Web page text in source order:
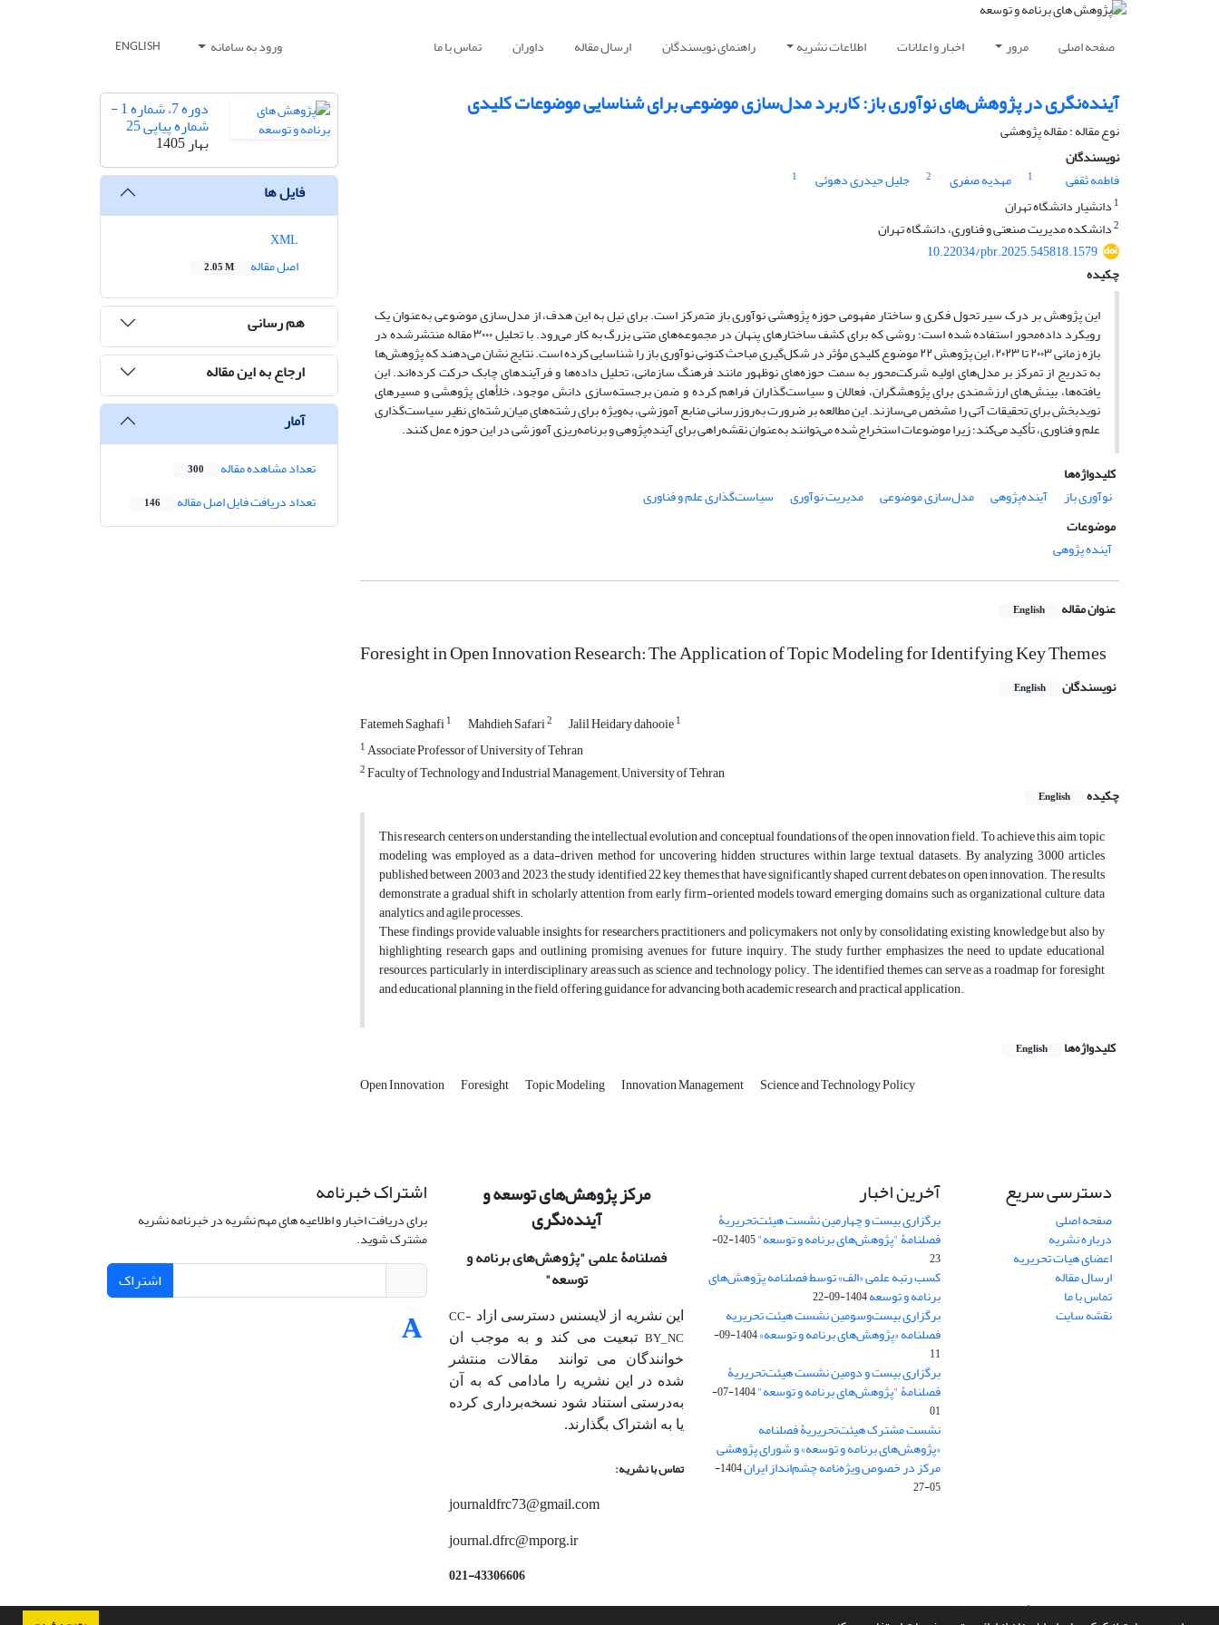
صفحه اصلی مرور اخبار و اعلانات اطلاعات نشریه راهنمای نویسندگان ارسال مقاله داوران تماس با ما ورود به سامانه ENGLISH
آینده‌نگری در پژوهش‌های نوآوری باز: کاربرد مدل‌سازی موضوعی برای شناسایی موضوعات کلیدی
نوع مقاله : مقاله پژوهشی
نویسندگان
فاطمه ثقفی
1 مهدیه صفری 2 جلیل حیدری دهوئی
1
1 دانشیار دانشگاه تهران
2دانشکده مدیریت صنعتی و فناوری، دانشگاه تهران
10.22034/pbr.2025.545818.1579
چکیده
این پژوهش بر درک سیر تحول فکری و ساختار مفهومی حوزه پژوهشی نوآوری باز متمرکز است. برای نیل به این هدف، از مدل‌سازی موضوعی به‌عنوان یک
رویکرد داده‌محور استفاده شده است؛ روشی که برای کشف ساختارهای پنهان در مجموعه‌های متنی بزرگ به کار می‌رود. با تحلیل ۳۰۰۰ مقاله منتشرشده در
بازه زمانی ۲۰۰۳ تا ۲۰۲۳، این پژوهش ۲۲ موضوع کلیدی مؤثر در شکل‌گیری مباحث کنونی نوآوری باز را شناسایی کرده است. نتایج نشان می‌دهند که پژوهش‌ها
به تدریج از تمرکز بر مدل‌های اولیه شرکت‌محور به سمت حوزه‌های نوظهور مانند فرهنگ سازمانی، تحلیل داده‌ها و فرآیندهای چابک حرکت کرده‌اند. این
یافته‌ها، بینش‌های ارزشمندی برای پژوهشگران، فعالان و سیاست‌گذاران فراهم کرده و ضمن برجسته‌سازی دانش موجود، خلأهای پژوهشی و مسیرهای
نویدبخش برای تحقیقات آتی را مشخص می‌سازند. این مطالعه بر ضرورت به‌روزرسانی منابع آموزشی، به‌ویژه برای رشته‌های میان‌رشته‌ای نظیر سیاست‌گذاری
علم و فناوری، تأکید می‌کند؛ زیرا موضوعات استخراج‌شده می‌توانند به‌عنوان نقشه‌راهی برای آینده‌پژوهی و برنامه‌ریزی آموزشی در این حوزه عمل کنند.
کلیدواژه‌ها
نوآوری باز
آینده‌پژوهی مدل‌سازی موضوعی مدیریت نوآوری
سیاست‌گذاری علم و فناوری
موضوعات
آینده پژوهی
عنوان مقاله English
Foresight in Open Innovation Research: The Application of Topic Modeling for Identifying Key Themes
نویسندگان English
Fatemeh Saghafi1 Mahdieh Safari2 Jalil Heidary dahooie1
1Associate Professor of University of Tehran
2Faculty of Technology and Industrial Management; University of Tehran
چکیده
English
This research centers on understanding the intellectual evolution and conceptual foundations of the open innovation field. To achieve this aim, topic
modeling was employed as a data-driven method for uncovering hidden structures within large textual datasets. By analyzing 3,000 articles
published between 2003 and 2023, the study identified 22 key themes that have significantly shaped current debates on open innovation. The results
demonstrate a gradual shift in scholarly attention from early firm-oriented models toward emerging domains such as organizational culture, data
analytics, and agile processes.
These findings provide valuable insights for researchers, practitioners, and policymakers, not only by consolidating existing knowledge but also by
highlighting research gaps and outlining promising avenues for future inquiry. The study further emphasizes the need to update educational
resources, particularly in interdisciplinary areas such as science and technology policy. The identified themes can serve as a roadmap for foresight
and educational planning in the field, offering guidance for advancing both academic research and practical application.
کلیدواژه‌ها English
Open Innovation Foresight Topic Modeling Innovation Management Science and Technology Policy
دوره 7، شماره 1 -
شماره پیاپی 25
بهار 1405
فایل ها
اصل مقاله
2.05 M
هم رسانی
ارجاع به این مقاله
آمار
تعداد مشاهده مقاله 300
تعداد دریافت فایل اصل مقاله 146
دسترسی سریع
صفحه اصلی
درباره نشریه
اعضای هیات تحریریه
ارسال مقاله
تماس با ما
نقشه سایت
آخرین اخبار
برگزاری بیست و چهارمین نشست هیئت‌تحریریۀ
فصلنامۀ "پژوهش‌های برنامه و توسعه"
1405-02-
23
کسب رتبه علمی «الف» توسط فصلنامه پژوهش‌های
برنامه و توسعه1404-09-22
برگزاری بیست‌وسومین نشست هیئت‌ تحریریه
فصلنامه «پژوهش‌های برنامه و توسعه»
1404-09-
11
برگزاری بیست و دومین نشست هیئت‌تحریریۀ
فصلنامۀ "پژوهش‌های برنامه و توسعه"
1404-07-
01
نشست مشترک هیئت‌تحریریۀ فصلنامه
«پژوهش‌های برنامه و توسعه» و شورای پژوهشی
مرکز در خصوص ویژه‌نامه چشم‌انداز ایران
1404-
05-27
مرکز پژوهش‌های توسعه و
آینده‌نگری
فصلنامۀ علمی"پژوهش‌های برنامه و
توسعه"
این نشریه از لایسنس دسترسی ازاد CC-
BY_NCتبعیت می کند و به موجب ان
خوانندگان می توانند مقالات منتشر
شده در این نشریه را مادامی که به آن‌
به‌درستی استناد شود نسخه‌برداری کرده
یا به اشتراک بگذارند.
تماس با نشریه:
journaldfrc73@gmail.com
journal.dfrc@mporg.ir
021-43306606
اشتراک خبرنامه
برای دریافت اخبار و اطلاعیه های مهم نشریه در خبرنامه نشریه
مشترک شوید.
اشتراک
سامانه مدیریت نشریات علمی.طراحی و پیاده سازی ازسیناوب